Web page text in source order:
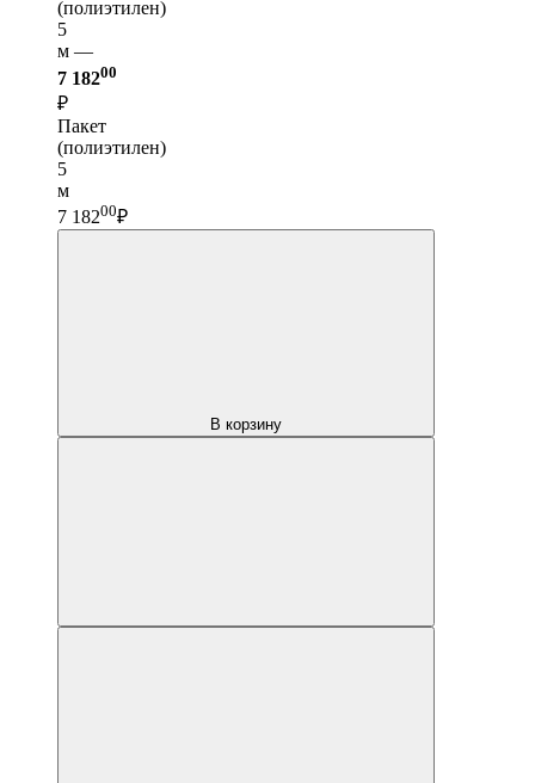
(полиэтилен)
5
м —
7 18200
₽
Пакет
(полиэтилен)
5
м
7 18200₽
В корзину